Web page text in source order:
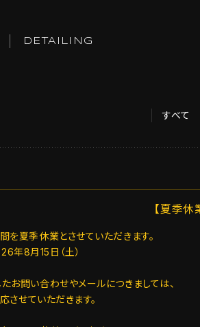
DETAILING
すべて
【夏季休
を夏季休業とさせていただきます。
年8月15日（土）
お問い合わせやメールにつきましては、
させていただきます。